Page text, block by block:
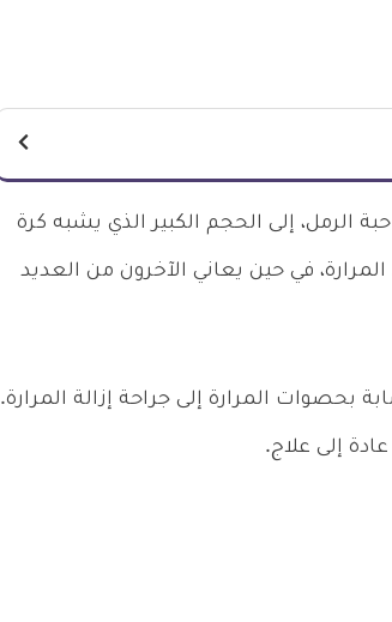
الرمل، إلى الحجم الكبير الذي يشبه كرة
في حين يعاني الآخرون من العديد
بحصوات المرارة إلى جراحة إزالة المرارة.
إلى علاج.